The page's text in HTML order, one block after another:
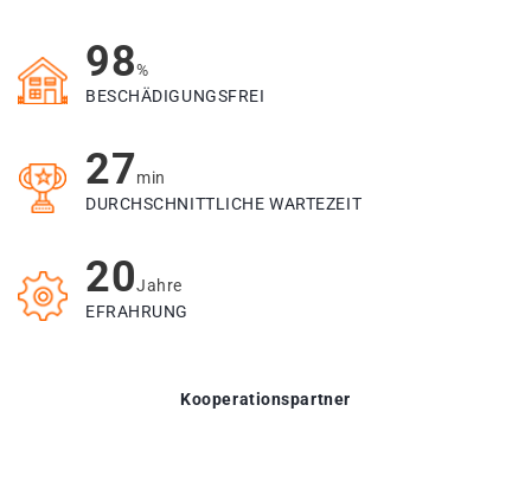
98%
BESCHÄDIGUNGSFREI
27min
DURCHSCHNITTLICHE WARTEZEIT
20Jahre
EFRAHRUNG
Kooperationspartner